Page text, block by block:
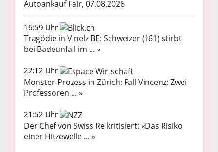
Autoankauf Fair, 07.08.2026
16:59 Uhr
Tragödie in Vinelz BE: Schweizer (†61) stirbt
bei Badeunfall im ... »
22:12 Uhr
Monster-Prozess in Zürich: Fall Vincenz: Zwei
Professoren ... »
21:52 Uhr
Der Chef von Swiss Re kritisiert: «Das Risiko
einer Hitzewelle ... »